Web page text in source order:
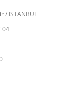
/ İSTANBUL
04